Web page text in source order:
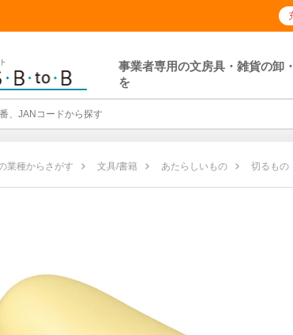
事業者専用の文房具・雑貨の卸
を
業種からさがす 文具/書籍 あたらしいもの 切るもの